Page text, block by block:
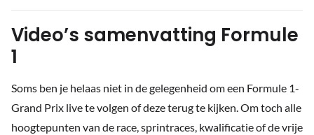
Video’s samenvatting Formule
1
Soms ben je helaas niet in de gelegenheid om een Formule 1-
Grand Prix live te volgen of deze terug te kijken. Om toch alle
hoogtepunten van de race, sprintraces, kwalificatie of de vrije